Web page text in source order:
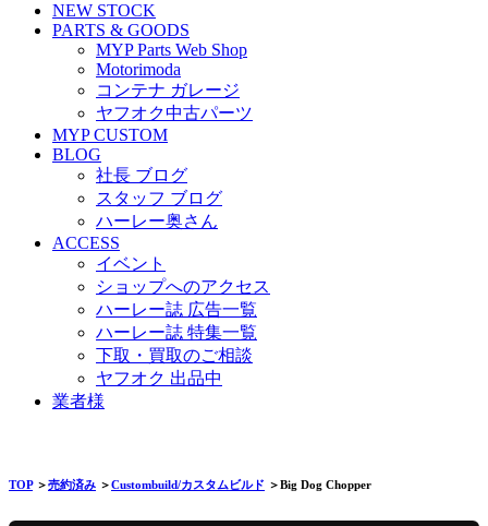
NEW STOCK
PARTS & GOODS
MYP Parts Web Shop
Motorimoda
コンテナ ガレージ
ヤフオク中古パーツ
MYP CUSTOM
BLOG
社長 ブログ
スタッフ ブログ
ハーレー奥さん
ACCESS
イベント
ショップへのアクセス
ハーレー誌 広告一覧
ハーレー誌 特集一覧
下取・買取のご相談
ヤフオク 出品中
業者様
TOP＞売約済み ＞Custombuild/カスタムビルド ＞Big Dog Chopper